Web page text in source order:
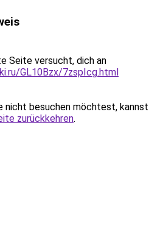
Seite versucht, dich an
GL10Bzx/7zspIcg.html
nicht besuchen möchtest, kannst
zurückkehren.